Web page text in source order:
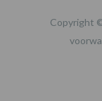
Copyright